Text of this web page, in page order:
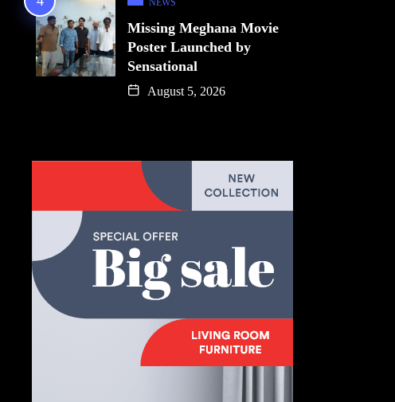
NEWS
Missing Meghana Movie
Poster Launched by
Sensational
August 5, 2026